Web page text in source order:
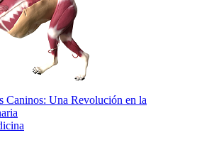
Caninos: Una Revolución en la